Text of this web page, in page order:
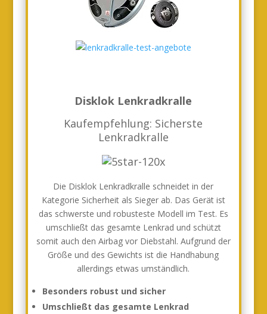
Disklok Lenkradkralle
Kaufempfehlung: Sicherste
Lenkradkralle
Die Disklok Lenkradkralle schneidet in der
Kategorie Sicherheit als Sieger ab. Das Gerät ist
das schwerste und robusteste Modell im Test. Es
umschließt das gesamte Lenkrad und schützt
somit auch den Airbag vor Diebstahl. Aufgrund der
Größe und des Gewichts ist die Handhabung
allerdings etwas umständlich.
Besonders robust und sicher
Umschließt das gesamte Lenkrad